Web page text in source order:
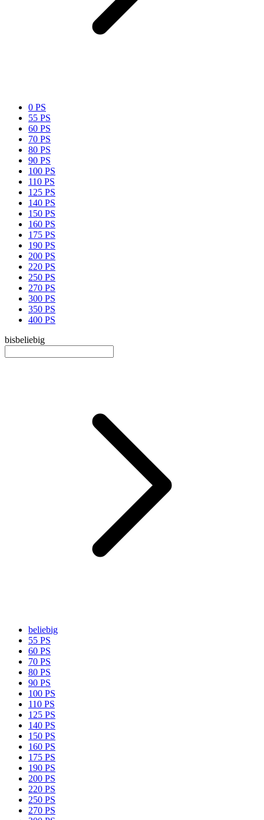
0 PS
55 PS
60 PS
70 PS
80 PS
90 PS
100 PS
110 PS
125 PS
140 PS
150 PS
160 PS
175 PS
190 PS
200 PS
220 PS
250 PS
270 PS
300 PS
350 PS
400 PS
bisbeliebig
beliebig
55 PS
60 PS
70 PS
80 PS
90 PS
100 PS
110 PS
125 PS
140 PS
150 PS
160 PS
175 PS
190 PS
200 PS
220 PS
250 PS
270 PS